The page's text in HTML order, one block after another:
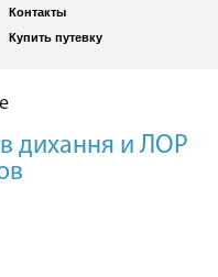
Контакты
Купить путевку
дихання и ЛОР